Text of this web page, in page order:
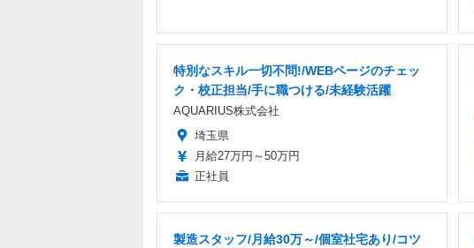
特別なスキル一切不問!/WEBページのチェッ
ク・校正担当/手に職つける/未経験活躍
AQUARIUS株式会社
埼玉県
月給27万円～50万円
正社員
製造スタッフ/月給30万～/個室社宅あり/コツ